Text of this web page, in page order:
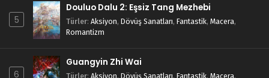
5
Douluo Dalu 2: Eşsiz Tang Mezhebi
Türler: Aksiyon, Dövüş Sanatları, Fantastik, Macera,
Romantizm
6
Guangyin Zhi Wai
Türler: Aksiyon, Dövüş Sanatları, Fantastik, Macera,